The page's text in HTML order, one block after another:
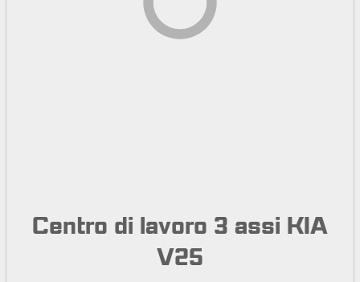
Centro di lavoro 3 assi KIA
V25